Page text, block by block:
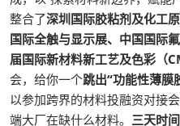
整合了深圳国际胶粘剂及化工
国际全触与显示展、中国国际
届国际新材料新工艺及色彩（
会，给你一个跳出“功能性薄膜
以参加跨界的材料投融资对接
端大厂在缺什么材料。 三天时